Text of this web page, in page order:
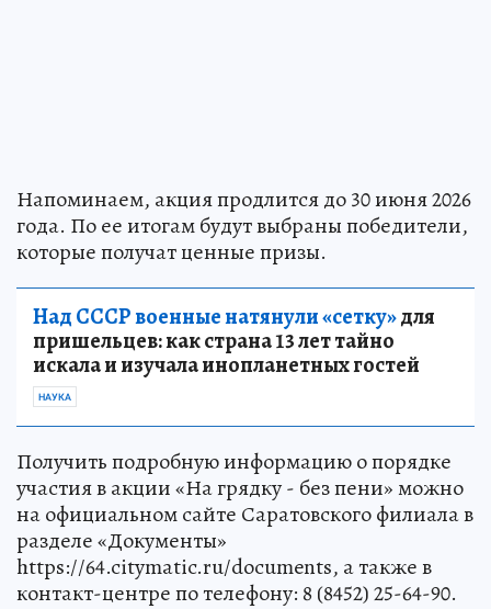
Напоминаем, акция продлится до 30 июня 2026
года. По ее итогам будут выбраны победители,
которые получат ценные призы.
Над СССР военные натянули «сетку»для
пришельцев: как страна 13 лет тайно
искала и изучала инопланетных гостей
НАУКА
Получить подробную информацию о порядке
участия в акции «На грядку - без пени» можно
на официальном сайте Саратовского филиала в
разделе «Документы»
https://64.citymatic.ru/documents, а также в
контакт-центре по телефону: 8 (8452) 25-64-90.